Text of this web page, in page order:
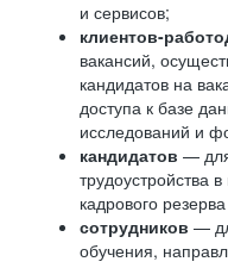
и сервисов;
клиентов-
вакансий,
кандидатов на
доступа к базе
исследований и
кандидатов —
трудоустройства
кадрового
сотрудников —
обучения,